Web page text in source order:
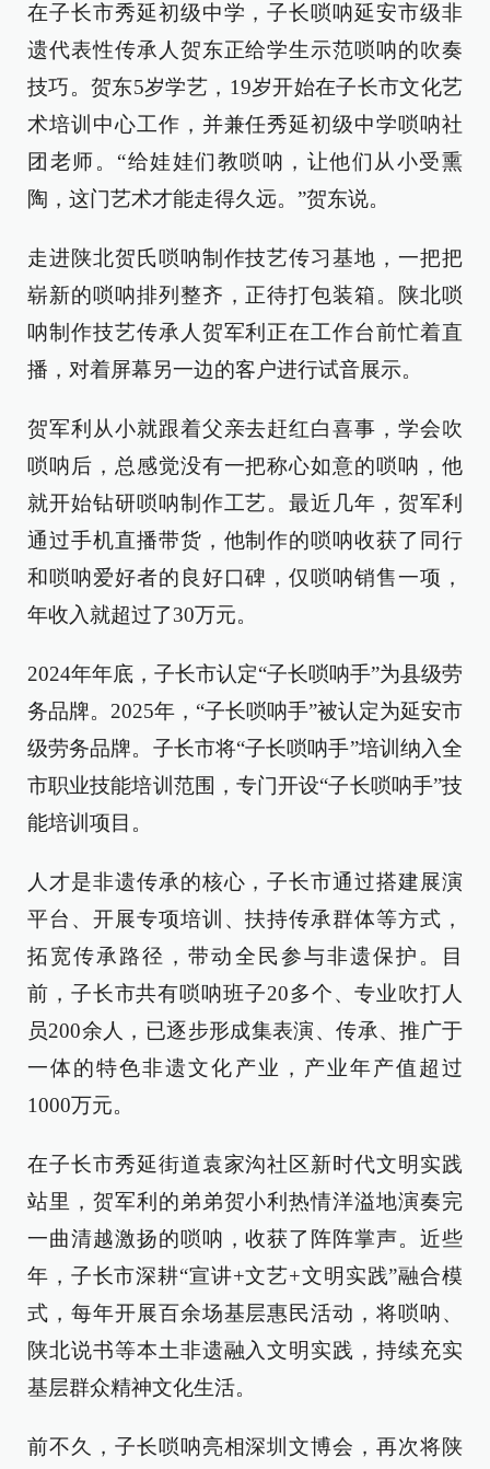
在子长市秀延初级中学，子长唢呐延安市级非
遗代表性传承人贺东正给学生示范唢呐的吹奏
技巧。贺东5岁学艺，19岁开始在子长市文化艺
术培训中心工作，并兼任秀延初级中学唢呐社
团老师。“给娃娃们教唢呐，让他们从小受熏
陶，这门艺术才能走得久远。”贺东说。
走进陕北贺氏唢呐制作技艺传习基地，一把把
崭新的唢呐排列整齐，正待打包装箱。陕北唢
呐制作技艺传承人贺军利正在工作台前忙着直
播，对着屏幕另一边的客户进行试音展示。
贺军利从小就跟着父亲去赶红白喜事，学会吹
唢呐后，总感觉没有一把称心如意的唢呐，他
就开始钻研唢呐制作工艺。最近几年，贺军利
通过手机直播带货，他制作的唢呐收获了同行
和唢呐爱好者的良好口碑，仅唢呐销售一项，
年收入就超过了30万元。
2024年年底，子长市认定“子长唢呐手”为县级劳
务品牌。2025年，“子长唢呐手”被认定为延安市
级劳务品牌。子长市将“子长唢呐手”培训纳入全
市职业技能培训范围，专门开设“子长唢呐手”技
能培训项目。
人才是非遗传承的核心，子长市通过搭建展演
平台、开展专项培训、扶持传承群体等方式，
拓宽传承路径，带动全民参与非遗保护。目
前，子长市共有唢呐班子20多个、专业吹打人
员200余人，已逐步形成集表演、传承、推广于
一体的特色非遗文化产业，产业年产值超过
1000万元。
在子长市秀延街道袁家沟社区新时代文明实践
站里，贺军利的弟弟贺小利热情洋溢地演奏完
一曲清越激扬的唢呐，收获了阵阵掌声。近些
年，子长市深耕“宣讲+文艺+文明实践”融合模
式，每年开展百余场基层惠民活动，将唢呐、
陕北说书等本土非遗融入文明实践，持续充实
基层群众精神文化生活。
前不久，子长唢呐亮相深圳文博会，再次将陕